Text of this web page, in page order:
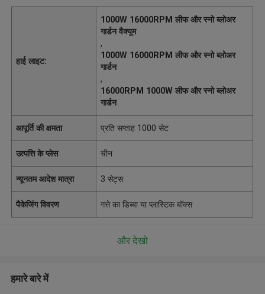
हाई लाइट:
1000W 16000RPM लीफ और स्नो ब्लोअर
गार्डन वैक्यूम
,
1000W 16000RPM लीफ और स्नो ब्लोअर
गार्डन
,
16000RPM 1000W लीफ और स्नो ब्लोअर
गार्डन
आपूर्ति की क्षमता प्रति सप्ताह 1000 सेट
उत्पत्ति के प्लेस चीन
न्यूनतम आदेश मात्रा 3 सेट्स
पैकेजिंग विवरण गत्ते का डिब्बा या प्लास्टिक बॉक्स
और देखो
हमारे बारे में